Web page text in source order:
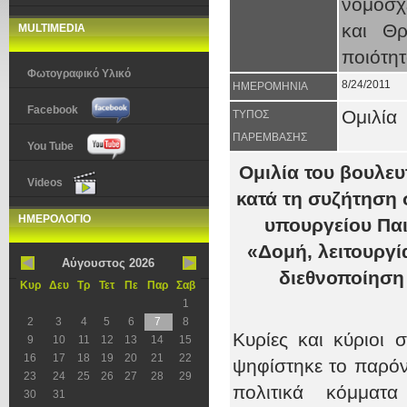
MULTIMEDIA
Φωτογραφικό Υλικό
Facebook
You Tube
Videos
ΗΜΕΡΟΛΟΓΙΟ
Αύγουστος 2026
Κυρ Δευ Τρ Τετ Πε Παρ
Σαβ
1
2
3 4 5 6 7
8
9
10 11 12 13 14
15
16
17 18 19 20 21
22
23
24 25 26 27 28
29
30
31
και
ΗΜΕΡΟΜΗΝΙΑ 8/24/2011
ΤΥΠΟΣ
ΠΑΡΕΜΒΑΣΗΣ
Ομιλία
Ομιλία του
κατά τη συζήτηση
υπουργείου
«Δομή,
Κυρίες και κύριοι
ψηφίστηκε το παρόν
πολιτικά